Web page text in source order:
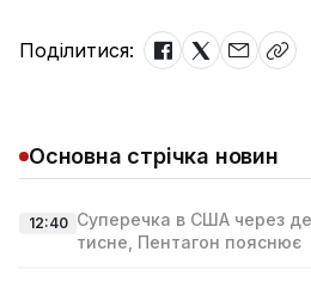
Поділитися:
Основна стрічка новин
12:40 Суперечка в США через
тисне, Пентагон пояснює